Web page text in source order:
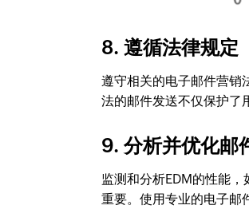
8. 遵循法律规定
遵守相关的电子邮件营销
法的邮件发送不仅保护了
9. 分析并优化邮
监测和分析EDM的性能
重要。使用专业的电子邮